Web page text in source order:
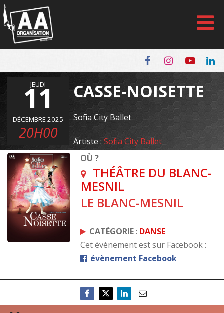
Panneau de gestion des cookies
JEUDI
11
DÉCEMBRE 2025
20H00
CASSE-NOISETTE
Sofia City Ballet
Artiste :Sofia City Ballet
OÙ ?
THÉÂTRE DU BLANC-
MESNIL
LE BLANC-MESNIL
CATÉGORIE: DANSE
Cet évènement est sur Facebook :
évènement Facebook